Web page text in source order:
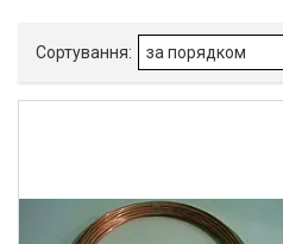
Виробник
Товари та послуги